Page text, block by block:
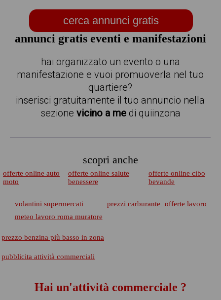
cerca annunci gratis
annunci gratis eventi e manifestazioni
hai organizzato un evento o una
manifestazione e vuoi promuoverla nel tuo
quartiere?
inserisci gratuitamente il tuo annuncio nella
sezione vicino a medi quiinzona
scopri anche
offerte online auto
moto
offerte online salute
benessere
offerte online cibo
bevande
volantini supermercati prezzi carburante
offerte lavoro
meteo lavoro roma muratore
prezzo benzina più basso in zona
pubblicita attività commerciali
Hai un'attività commerciale ?